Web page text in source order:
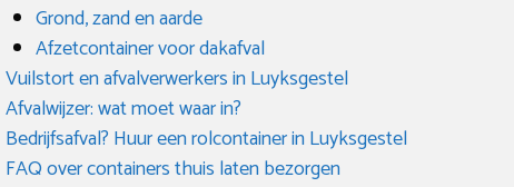
Grond, zand en aarde
Afzetcontainer voor dakafval
Vuilstort en afvalverwerkers in Luyksgestel
Afvalwijzer: wat moet waar in?
Bedrijfsafval? Huur een rolcontainer in Luyksgestel
FAQ over containers thuis laten bezorgen